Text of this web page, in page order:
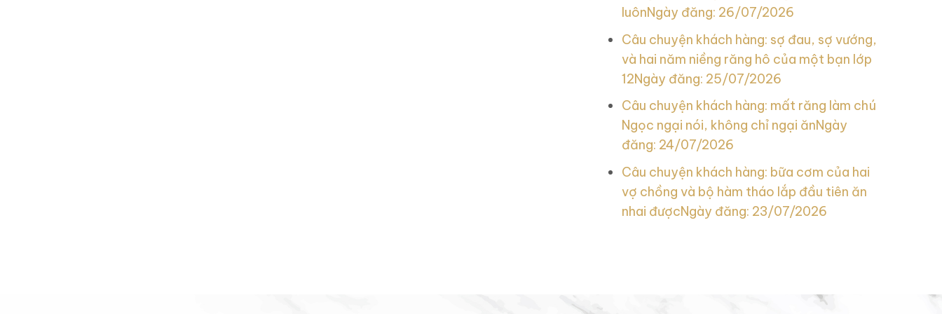
luônNgày đăng: 26/07/2026
Câu chuyện khách hàng: sợ đau, sợ vướng,
và hai năm niềng răng hô của một bạn lớp
12Ngày đăng: 25/07/2026
Câu chuyện khách hàng: mất răng làm chú
Ngọc ngại nói, không chỉ ngại ănNgày
đăng: 24/07/2026
Câu chuyện khách hàng: bữa cơm của hai
vợ chồng và bộ hàm tháo lắp đầu tiên ăn
nhai đượcNgày đăng: 23/07/2026